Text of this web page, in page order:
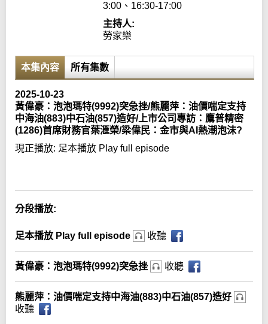
3:00、16:30-17:00
主持人:
勞家樂
本集內容 所有集數
2025-10-23
黃偉豪：泡泡瑪特(9992)突急挫/熊麗萍：油價喘定支持
中海油(883)中石油(857)造好/上市公司專訪：鷹普精密
(1286)首席財務官葉滙榮/梁偉民：金市與AI熱潮泡沫?
現正播放: 足本播放 Play full episode
分段播放:
足本播放 Play full episode 收聽
黃偉豪：泡泡瑪特(9992)突急挫 收聽
熊麗萍：油價喘定支持中海油(883)中石油(857)造好
收聽